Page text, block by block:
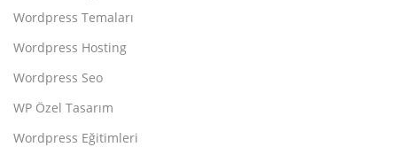
Wordpress Temaları
Wordpress Hosting
Wordpress Seo
WP Özel Tasarım
Wordpress Eğitimleri